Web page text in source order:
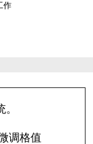
作
调格值